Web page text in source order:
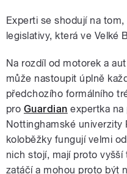
Experti se shodují na
legislativy, která ve Velké
Na rozdíl od motorek a
může nastoupit úplně
předchozího formálního
pro Guardian expertka na
Nottinghamské univerzity
koloběžky fungují velmi
nich stojí, mají proto
zatáčí a mohou proto být